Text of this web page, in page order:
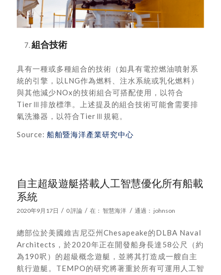
組合技術
具有一種或多種組合的技術（如具有電控燃油噴射系
統的引擎，以LNG作為燃料、注水系統或乳化燃料）
與其他減少NOx的技術組合可搭配使用，以符合
TierⅢ排放標準。上述提及的組合技術可能會需要排
氣洗滌器，以符合TierⅢ規範。
Source: 船舶暨海洋產業研究中心
自主超級遊艇搭載人工智慧優化所有船載
系統
2020年9月17日 / 0 評論 / 在： 智慧海洋 / 通過： johnson
總部位於美國維吉尼亞州Chesapeake的DLBA Naval
Architects，於2020年正在開發船身長達58公尺（約
為190呎）的超級概念遊艇，並將其打造成一艘自主
航行遊艇。TEMPO的研究將著重於所有可運用人工智